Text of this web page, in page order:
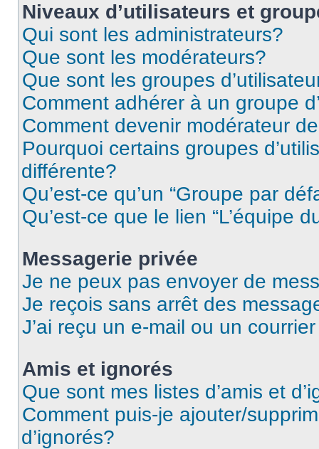
Niveaux d’utilisateurs et
Qui sont les administrateurs?
Que sont les modérateurs?
Que sont les groupes
Comment adhérer à un groupe
Comment devenir modérateur
Pourquoi certains groupes
différente?
Qu’est-ce qu’un “Groupe par
Qu’est-ce que le lien “L’équipe
Messagerie privée
Je ne peux pas envoyer de
Je reçois sans arrêt des
J’ai reçu un e-mail ou un
Amis et ignorés
Que sont mes listes d’amis et
Comment puis-je ajouter/
d’ignorés?